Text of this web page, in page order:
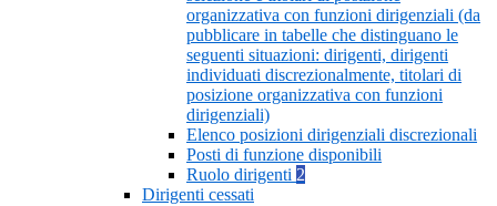
organizzativa con funzioni dirigenziali (da
pubblicare in tabelle che distinguano le
seguenti situazioni: dirigenti, dirigenti
individuati discrezionalmente, titolari di
posizione organizzativa con funzioni
dirigenziali)
Elenco posizioni dirigenziali discrezionali
Posti di funzione disponibili
Ruolo dirigenti 2
Dirigenti cessati